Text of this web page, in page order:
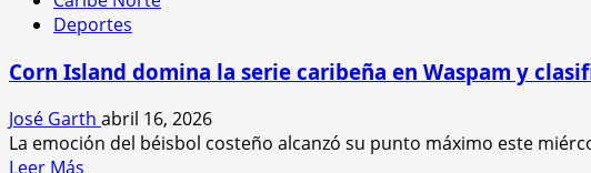
en
la
jornada
de
la
Serie
de
Siuna
el
mundial
del
Deportes
Corn Island domina la serie caribeña en Waspam y
José Garth abril 16, 2026
La emoción del béisbol costeño alcanzó su punto máximo este
Leer Más